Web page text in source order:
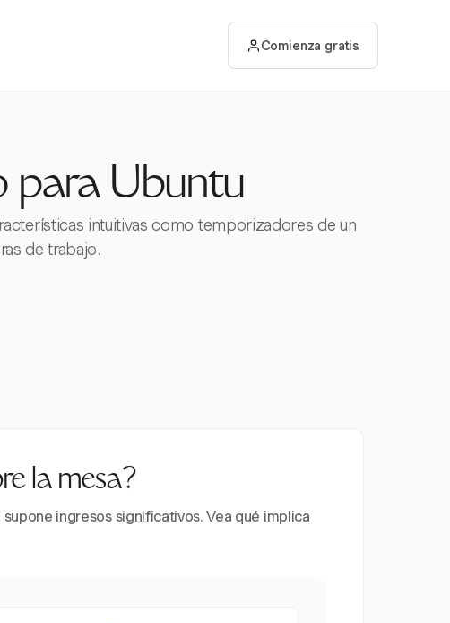
Comienza gratis
para Ubuntu
intuitivas como temporizadores de un
de trabajo.
la mesa?
ingresos significativos. Vea qué implica